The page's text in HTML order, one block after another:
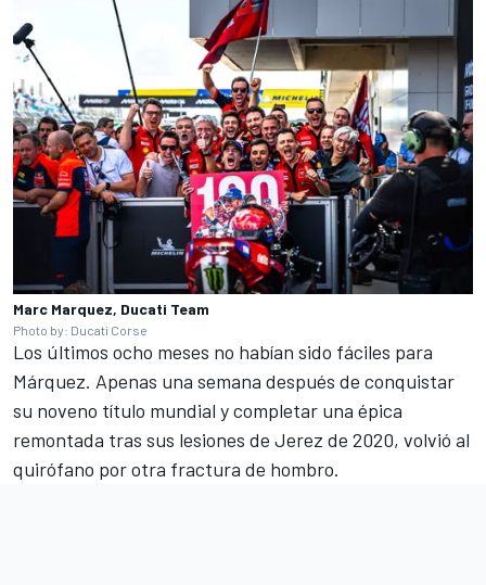
Marc Marquez, Ducati Team
Photo by: Ducati Corse
Los últimos ocho meses no habían sido fáciles para
Márquez. Apenas una semana después de conquistar
su noveno título mundial y completar una épica
remontada tras sus lesiones de Jerez de 2020, volvió al
quirófano por otra fractura de hombro.